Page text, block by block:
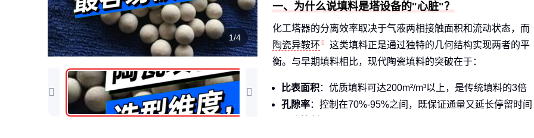
1/4
一、为什么说填料是塔设备的"心脏"？
化工塔器的分离效率取决于气液两相接触面积和流动状态，而
陶瓷异鞍环
这类填料正是通过独特的几何结构实现两者的平
衡。与早期填料相比，现代陶瓷填料的突破在于：
比表面积：优质填料可达200m²/m³以上，是传统填料的3倍
孔隙率：控制在70%-95%之间，既保证通量又延长停留时间